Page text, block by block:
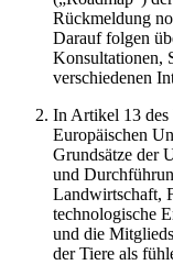
Rückmeldung
Darauf folgen
Konsultationen,
verschiedenen
In Artikel 13 des
Europäischen
Grundsätze der
und
Landwirtschaft,
technologische
und die
der Tiere als